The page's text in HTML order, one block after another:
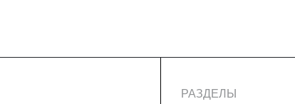
РАЗДЕЛЫ